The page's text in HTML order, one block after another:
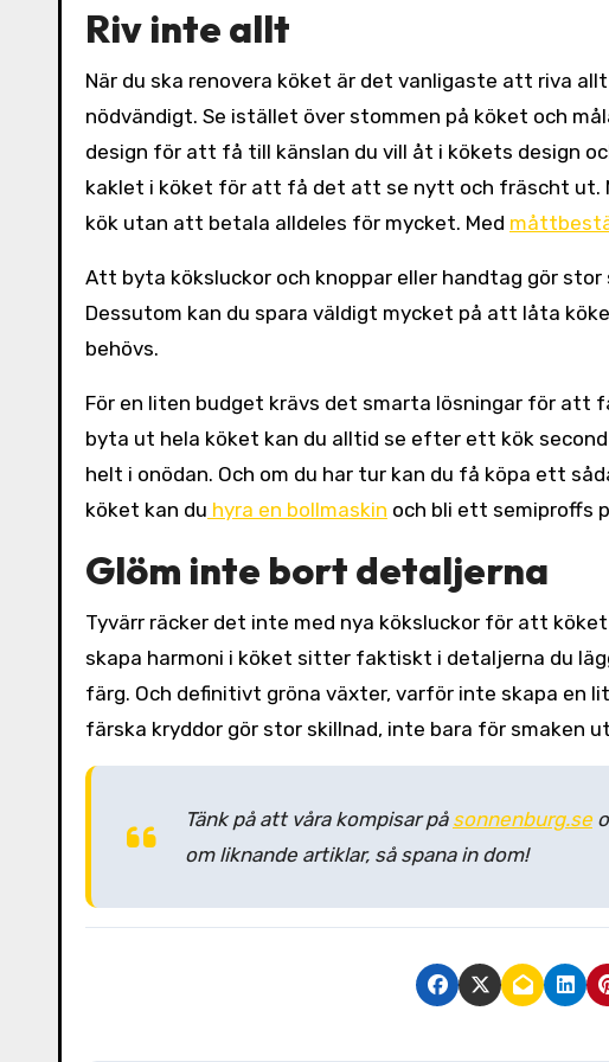
Riv inte allt
När du ska renovera köket är det vanligaste att riva
nödvändigt. Se istället över stommen på köket och
design för att få till känslan du vill åt i kökets design
kaklet i köket för att få det att se nytt och fräscht ut.
kök utan att betala alldeles för mycket. Med
Att byta köksluckor och knoppar eller handtag gör
Dessutom kan du spara väldigt mycket på att låta
behövs.
För en liten budget krävs det smarta lösningar för att
byta ut hela köket kan du alltid se efter ett kök
helt i onödan. Och om du har tur kan du få köpa ett
köket kan du hyra en bollmaskin och bli ett semiproffs
Glöm inte bort detaljerna
Tyvärr räcker det inte med nya köksluckor för att
skapa harmoni i köket sitter faktiskt i detaljerna du
färg. Och definitivt gröna växter, varför inte skapa en
färska kryddor gör stor skillnad, inte bara för smaken
Tänk på att våra kompisar på sonnenburg.se
om liknande artiklar, så spana in dom!